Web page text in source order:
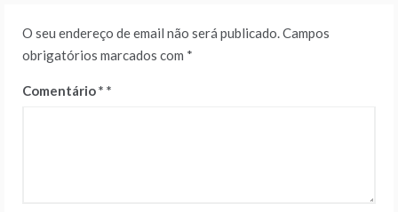
O seu endereço de email não será publicado.Campos
obrigatórios marcados com *
Comentário*